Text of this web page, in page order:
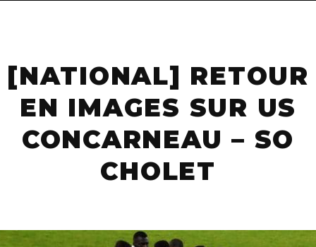
[NATIONAL] RETOUR
EN IMAGES SUR US
CONCARNEAU – SO
CHOLET